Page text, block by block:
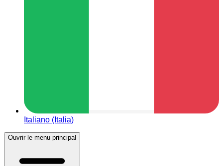
Italiano (Italia)
Ouvrir le menu principal